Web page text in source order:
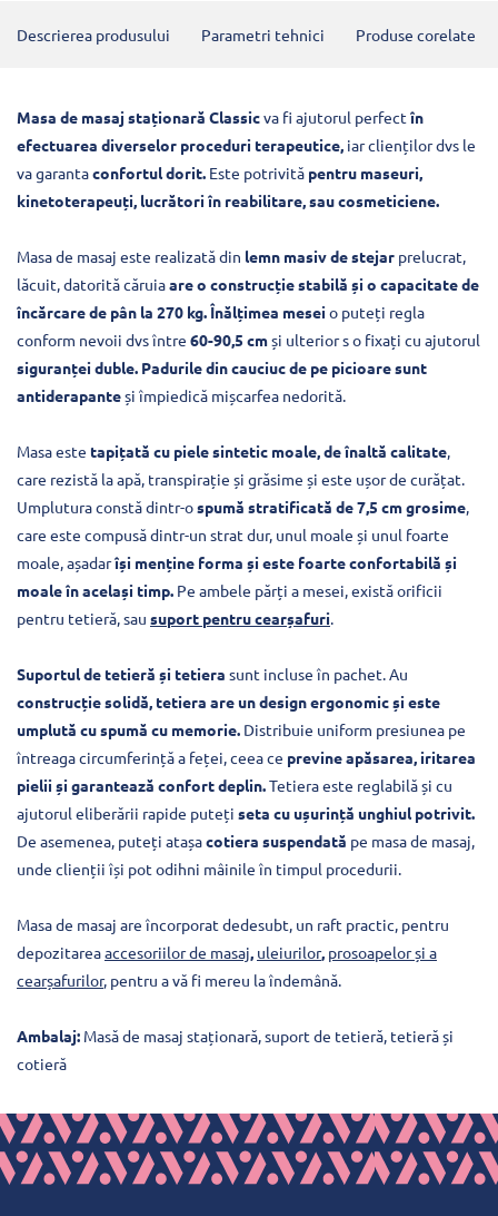
Descrierea produsului Parametri tehnici Produse corelate
Masa de masaj staționară Classicva fi ajutorul perfect în
efectuarea diverselor proceduri terapeutice, iar clienților dvs le
va garantaconfortul dorit. Este potrivită pentru maseuri,
kinetoterapeuți, lucrători în reabilitare, sau cosmeticiene.
Masa de masaj este realizată din lemn masiv de stejar prelucrat,
lăcuit, datorită căruiaare o construcție stabilă și o capacitate de
încărcare de pân la 270 kg. Înălțimea meseio puteți regla
conform nevoii dvs între 60-90,5 cmși ulterior s o fixați cu ajutorul
siguranței duble. Padurile din cauciuc de pe picioare sunt
antiderapanteși împiedică mișcarfea nedorită.
Masa este tapițată cu piele sintetic moale, de înaltă calitate
care rezistă la apă, transpirație și grăsime și este ușor de curățat.
Umplutura constă dintr-ospumă stratificată de 7,5 cm grosime
care este compusă dintr-un strat dur, unul moale și unul foarte
moale, așadarîși menține forma și este foarte confortabilă și
moale în același timp. Pe ambele părți a mesei, există orificii
pentru tetieră, sau suport pentru cearșafuri
Suportul de tetieră și tetiera sunt incluse în pachet. Au
construcție solidă, tetiera are un design ergonomic și este
umplută cu spumă cu memorie. Distribuie uniform presiunea pe
întreaga circumferință a feței, ceea ce previne apăsarea, iritarea
pielii și garantează confort deplin.Tetiera este reglabilă și cu
ajutorul eliberării rapide puteți seta cu ușurință unghiul potrivit.
De asemenea, puteți atașacotiera suspendată pe masa de masaj,
unde clienții își pot odihni mâinile în timpul procedurii.
Masa de masaj are încorporat dedesubt, un raft practic, pentru
depozitareaaccesoriilor de masaj uleiurilor, prosoapelor și a
cearșafurilor, pentru a vă fi mereu la îndemână.
Ambalaj: Masă de masaj staționară, suport de tetieră, tetieră și
cotieră